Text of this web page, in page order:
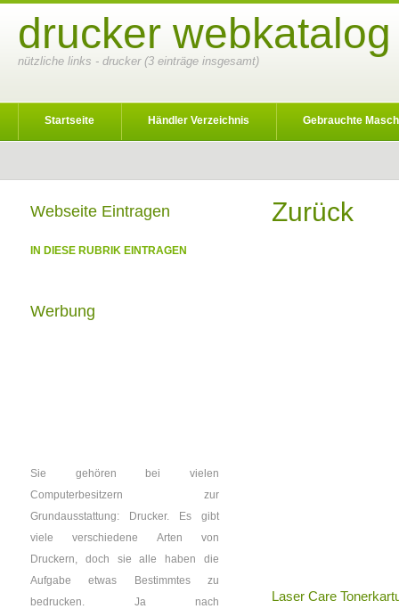
drucker
nützliche links - drucker (3 einträge insgesamt)
Startseite Händler Verzeichnis Gebrauchte
Zurück
Laser Care
Webseite Eintragen
IN DIESE RUBRIK EINTRAGEN
Werbung
Sie gehören bei vielen
Computerbesitzern zur
Grundausstattung: Drucker. Es gibt
viele verschiedene Arten von
Druckern, doch sie alle haben die
Aufgabe etwas Bestimmtes zu
bedrucken. Ja nach